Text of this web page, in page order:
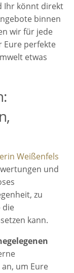
Ihr könnt direkt
binnen
wir für jede
Eure perfekte
etwas
Weißenfels
und
zu
die
kann.
an, um Eure